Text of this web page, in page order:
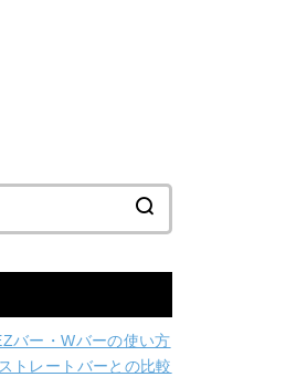
バー・Wバーの使い方
トレートバーとの比較